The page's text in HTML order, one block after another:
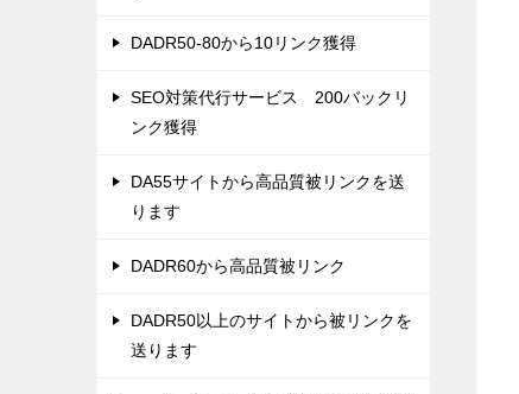
DADR50-80から10リンク獲得
SEO対策代行サービス 200バックリ
ンク獲得
DA55サイトから高品質被リンクを送
ります
DADR60から高品質被リンク
DADR50以上のサイトから被リンクを
送ります